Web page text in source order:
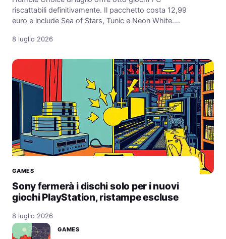
riscattabili definitivamente. Il pacchetto costa 12,99
euro e include Sea of Stars, Tunic e Neon White.…
8 luglio 2026
GAMES
Sony fermerà i dischi solo per i nuovi
giochi PlayStation, ristampe escluse
8 luglio 2026
GAMES